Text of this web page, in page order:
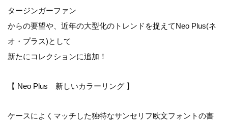
タージンガーファン
からの要望や、近年の大型化のトレンドを捉えてNeo Plus(ネ
オ・プラス)として
新たにコレクションに追加！
【 Neo Plus 新しいカラーリング 】
ケースによくマッチした独特なサンセリフ欧文フォントの書